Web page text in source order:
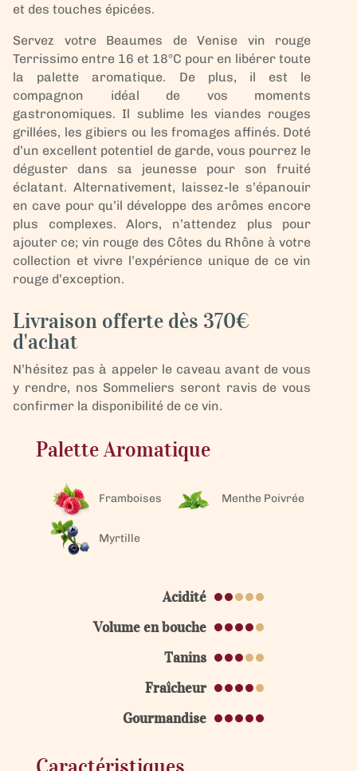
et des touches épicées.
Servez votre Beaumes de Venise vin rouge
Terrissimo entre 16 et 18°C pour en libérer toute
la palette aromatique. De plus, il est le
compagnon idéal de vos moments
gastronomiques. Il sublime les viandes rouges
grillées, les gibiers ou les fromages affinés. Doté
d’un excellent potentiel de garde, vous pourrez le
déguster dans sa jeunesse pour son fruité
éclatant. Alternativement, laissez-le s’épanouir
en cave pour qu’il développe des arômes encore
plus complexes. Alors, n’attendez plus pour
ajouter ce; vin rouge des Côtes du Rhône à votre
collection et vivre l’expérience unique de ce vin
rouge d’exception.
Livraison offerte dès 370€
d'achat
N’hésitez pas à appeler le caveau avant de vous
y rendre, nos Sommeliers seront ravis de vous
confirmer la disponibilité de ce vin.
Palette Aromatique
Framboises Menthe Poivrée
Myrtille
Acidité
Volume en bouche
Tanins
Fraîcheur
Gourmandise